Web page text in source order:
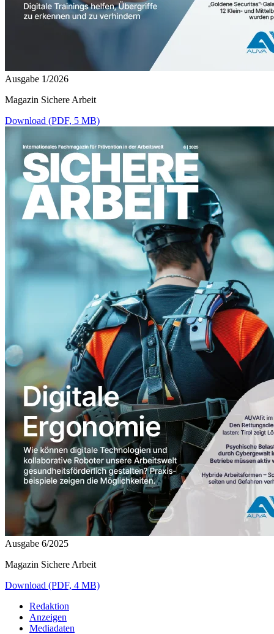
Ausgabe 1/2026
Magazin Sichere Arbeit
Download (PDF, 5 MB)
Ausgabe 6/2025
Magazin Sichere Arbeit
Download (PDF, 4 MB)
Redaktion
Anzeigen
Mediadaten